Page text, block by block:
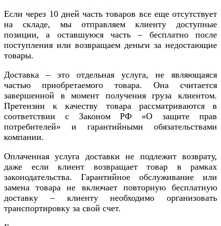
Если через 10 дней часть товаров все еще отсутствует
на складе, мы отправляем клиенту доступные
позиции, а оставшуюся часть – бесплатно после
поступления или возвращаем деньги за недостающие
товары.
Доставка – это отдельная услуга, не являющаяся
частью приобретаемого товара. Она считается
завершенной в момент получения груза клиентом.
Претензии к качеству товара рассматриваются в
соответствии с Законом РФ «О защите прав
потребителей» и гарантийными обязательствами
компании.
Оплаченная услуга доставки не подлежит возврату,
даже если клиент возвращает товар в рамках
законодательства. Гарантийное обслуживание или
замена товара не включает повторную бесплатную
доставку – клиенту необходимо организовать
транспортировку за свой счет.